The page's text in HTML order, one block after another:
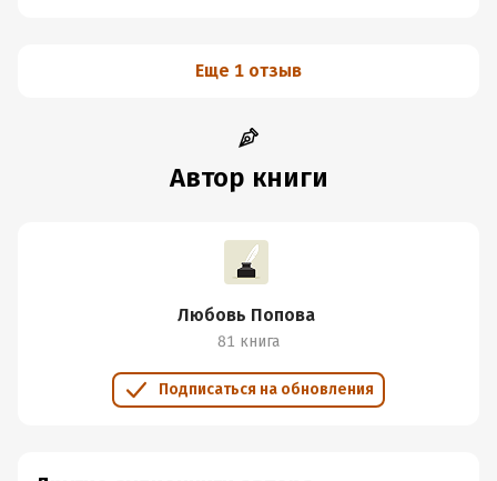
Еще 1 отзыв
Автор книги
Любовь Попова
81 книга
Подписаться на обновления